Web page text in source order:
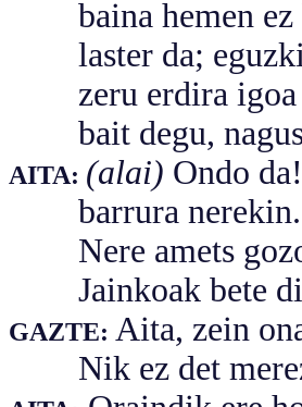
baina hemen ez
laster da;
zeru erdira igoa
bait degu,
AITA: (alai) Ondo
barrura nerekin.
Nere amets
Jainkoak bete
GAZTE: Aita, zein
Nik ez det